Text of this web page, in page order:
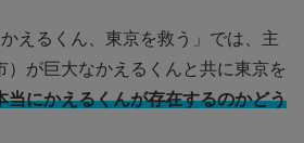
えるくん、東京を救う」では、主
）が巨大なかえるくんと共に東京を
当にかえるくんが存在するのかどう